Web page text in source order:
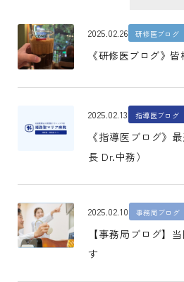
2025.02.26 研修医ブログ
《研修医ブログ》
2025.02.13 指導医ブログ
《指導医ブログ》
長 Dr.中務）
2025.02.10 事務局ブログ
【事務局ブログ】
す